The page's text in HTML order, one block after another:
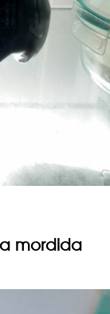
mordida